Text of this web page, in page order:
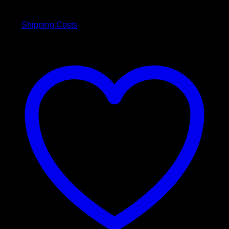
Shipping Costs